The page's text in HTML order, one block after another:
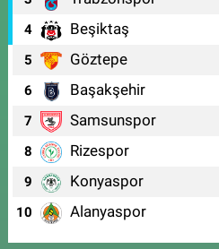
4 Beşiktaş
5 Göztepe
6 Başakşehir
7 Samsunspor
8 Rizespor
9 Konyaspor
10 Alanyaspor